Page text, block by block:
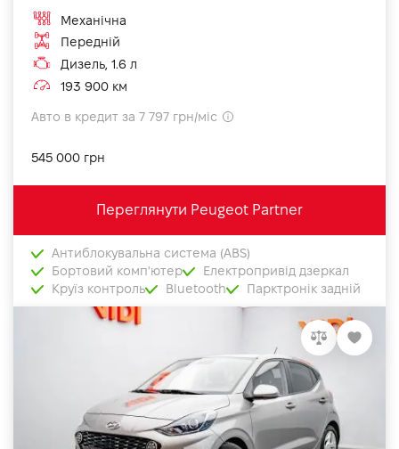
Механічна
Передній
Дизель, 1.6 л
193 900 км
Авто в кредит за 7 797 грн/міс
545 000 грн
Переглянути Peugeot Partner
Антиблокувальна система (ABS)
Бортовий комп'ютер
Електропривід дзеркал
Круїз контроль
Bluetooth Парктронік задній